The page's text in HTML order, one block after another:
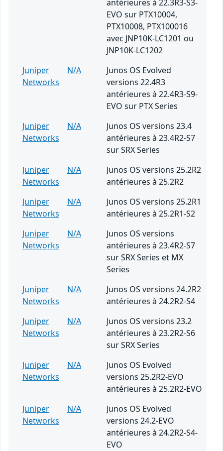
antérieures à 22.3R3-S3-
EVO sur PTX10004,
PTX10008, PTX100016
avec JNP10K-LC1201 ou
JNP10K-LC1202
Juniper
Networks
N/A
Junos OS Evolved
versions 22.4R3
antérieures à 22.4R3-S9-
EVO sur PTX Series
Juniper
Networks
N/A
Junos OS versions 23.4
antérieures à 23.4R2-S7
sur SRX Series
Juniper
Networks
N/A
Junos OS versions 25.2R2
antérieures à 25.2R2
Juniper
Networks
N/A
Junos OS versions 25.2R1
antérieures à 25.2R1-S2
Juniper
Networks
N/A
Junos OS versions
antérieures à 23.4R2-S7
sur SRX Series et MX
Series
Juniper
Networks
N/A
Junos OS versions 24.2R2
antérieures à 24.2R2-S4
Juniper
Networks
N/A
Junos OS versions 23.2
antérieures à 23.2R2-S6
sur SRX Series
Juniper
Networks
N/A
Junos OS Evolved
versions 25.2R2-EVO
antérieures à 25.2R2-EVO
Juniper
Networks
N/A
Junos OS Evolved
versions 24.2-EVO
antérieures à 24.2R2-S4-
EVO